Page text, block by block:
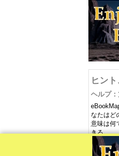
ヒン
ヘルプ
なたはど
意味は何
きる。
ヒント